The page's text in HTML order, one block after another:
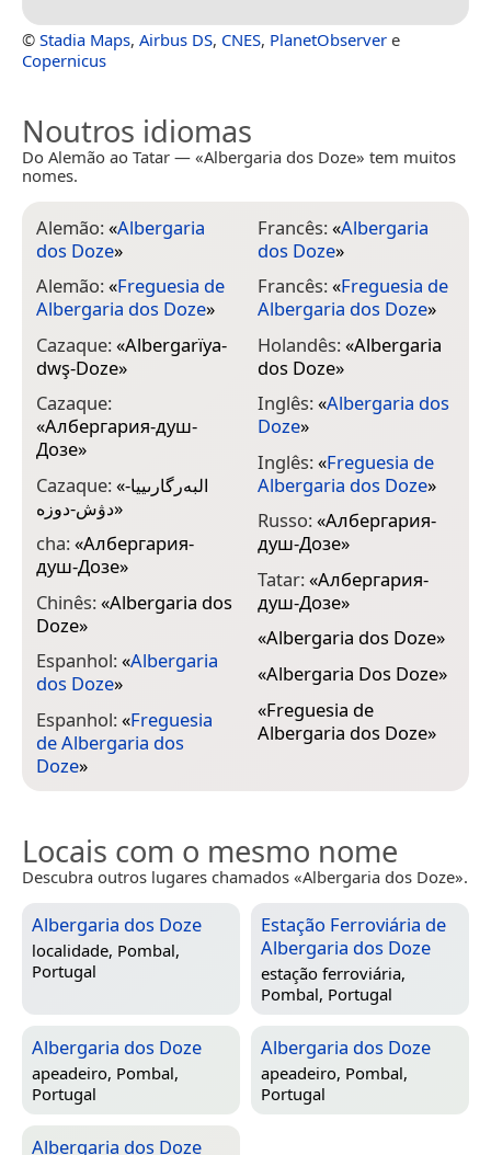
© Stadia Maps, Airbus DS, CNES, PlanetObserver e
Copernicus
Noutros idiomas
Do Alemão ao Tatar — «Albergaria dos Doze» tem muitos
nomes.
Alemão:«Albergaria
dos Doze»
Alemão:«Freguesia de
Albergaria dos Doze»
Cazaque:«Albergarïya-
dwş-Doze»
Cazaque:
«Албергария-душ-
Дозе»
Cazaque:«البەرگارىييا-
دۋش-دوزە»
cha:«Албергария-
душ-Дозе»
Chinês:«Albergaria dos
Doze»
Espanhol:«Albergaria
dos Doze»
Espanhol:«Freguesia
de Albergaria dos
Doze»
Francês:«Albergaria
dos Doze»
Francês:«Freguesia de
Albergaria dos Doze»
Holandês:«Albergaria
dos Doze»
Inglês:«Albergaria dos
Doze»
Inglês:«Freguesia de
Albergaria dos Doze»
Russo:«Албергария-
душ-Дозе»
Tatar:«Албергария-
душ-Дозе»
«Albergaria dos Doze»
«Albergaria Dos Doze»
«Freguesia de
Albergaria dos Doze»
Locais com o mesmo nome
Descubra outros lugares chamados «Albergaria dos Doze».
Albergaria dos Doze
localidade, Pombal,
Portugal
Estação Ferroviária de
Albergaria dos Doze
estação ferroviária,
Pombal, Portugal
Albergaria dos Doze
apeadeiro, Pombal,
Portugal
Albergaria dos Doze
apeadeiro, Pombal,
Portugal
Albergaria dos Doze